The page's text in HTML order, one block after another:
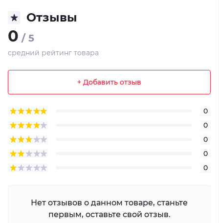
Отзывы
0 / 5
средний рейтинг товара
+ Добавить отзыв
0
0
0
0
0
Нет отзывов о данном товаре, станьте
первым, оставьте свой отзыв.